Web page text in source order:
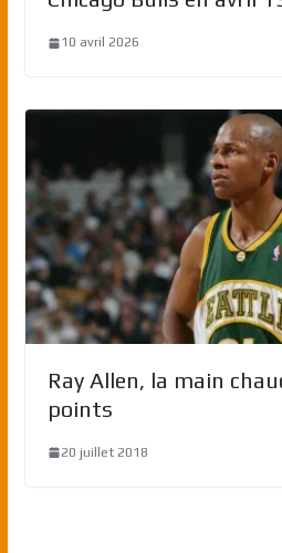
10 avril 2026
Ray Allen, la main
points
20 juillet 2018